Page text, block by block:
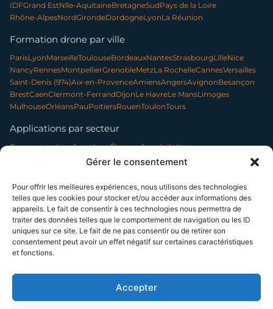
Gérer le consentement
Pour offrir les meilleures expériences, nous utilisons des technologies
telles que les cookies pour stocker et/ou accéder aux informations des
appareils. Le fait de consentir à ces technologies nous permettra de
traiter des données telles que le comportement de navigation ou les ID
uniques sur ce site. Le fait de ne pas consentir ou de retirer son
consentement peut avoir un effet négatif sur certaines caractéristiques
et fonctions.
Accepter
IDFGrand EstNlle-AquitaineBretagneSudPays de la Loire
Rhône-AlpesNordGirondeDordogneLyonLa Réunion
Formation drone par ville
ParisLyonMarseilleToulouseBordeauxNantesStrasbourgLilleNice
NancyRennesMontpellierGrenobleMetzLa RochelleCannesVersailles
Saint-Denis (974)Aix-en-ProvenceAmiensAngersAvignonBesançon
BrestCaenClermont-FerrandDijonLe HavreLe MansLimoges
MulhouseOrléansPauPoitiersRouenToulonTours
Applications par secteur
Communication & contenuÉlevage & exploitation
Événementiel & tourismeForêt & environnement
Photo professionnelle Nettoyage par drone
SUIVEZ-NOUS
FORMATION
NDA 11 75 51962 75 — Cet enregistrement ne vaut pas agrément de l'État